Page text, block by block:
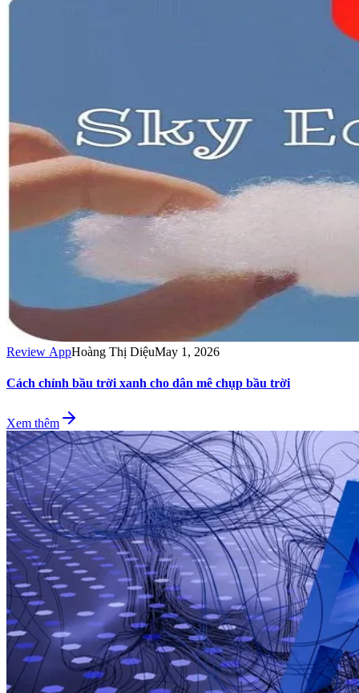
Review AppHoàng Thị DiệuMay 1, 2026
Cách chỉnh bầu trời xanh cho dân mê chụp bầu trời
Xem thêm